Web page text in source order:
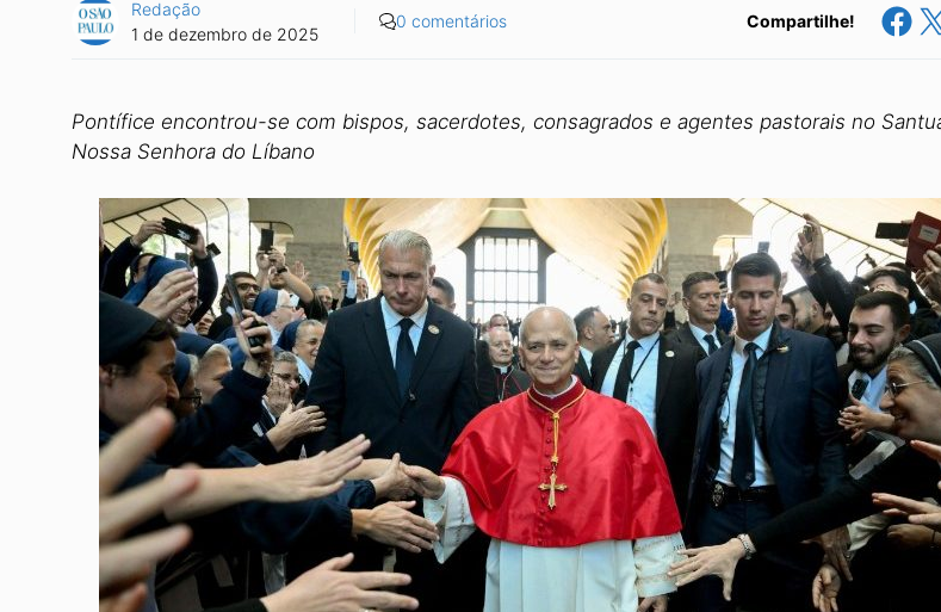
Redação
1 de dezembro de 2025
0 comentários Compartilhe! ShareShare on X
Pontífice encontrou-se com bispos, sacerdotes, consagrados e agentes pastorais no
Nossa Senhora do Líbano